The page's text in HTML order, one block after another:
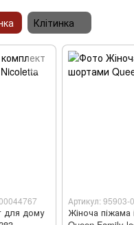
Клітинка
для дому
Артикул:
Жіноча